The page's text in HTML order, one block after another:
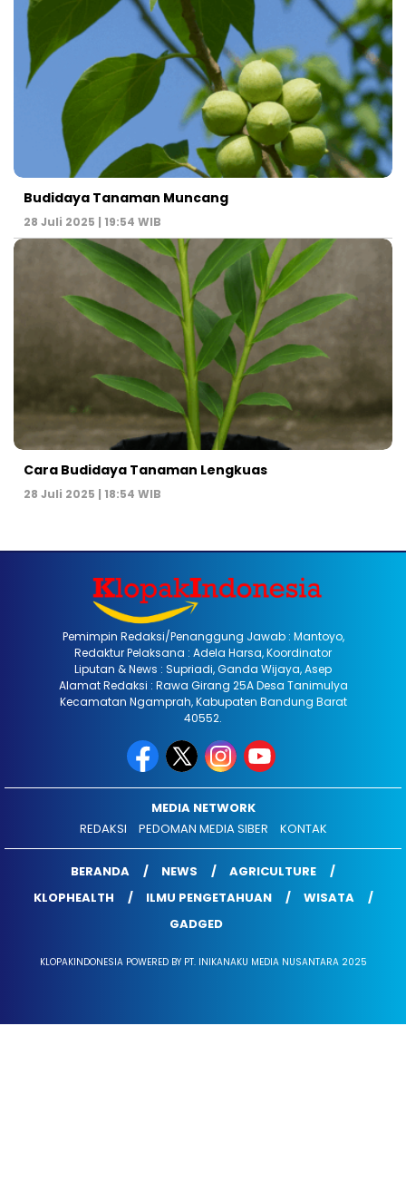
Budidaya Tanaman Muncang
28 Juli 2025 | 19:54 WIB
Cara Budidaya Tanaman Lengkuas
28 Juli 2025 | 18:54 WIB
Pemimpin Redaksi/Penanggung Jawab : Mantoyo,
Redaktur Pelaksana : Adela Harsa, Koordinator
Liputan & News : Supriadi, Ganda Wijaya, Asep
Alamat Redaksi : Rawa Girang 25A Desa Tanimulya
Kecamatan Ngamprah, Kabupaten Bandung Barat
40552.
MEDIA NETWORK
REDAKSI
PEDOMAN MEDIA SIBER KONTAK
BERANDA NEWS
AGRICULTURE
KLOPHEALTH
ILMU PENGETAHUAN
WISATA
GADGED
KLOPAKINDONESIA POWERED BY PT. INIKANAKU MEDIA NUSANTARA 2025